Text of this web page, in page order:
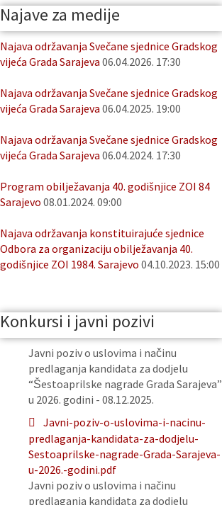
Najave za medije
Najava održavanja Svečane sjednice Gradskog
vijeća Grada Sarajeva 06.04.2026. 17:30
Najava održavanja Svečane sjednice Gradskog
vijeća Grada Sarajeva 06.04.2025. 19:00
Najava održavanja Svečane sjednice Gradskog
vijeća Grada Sarajeva 06.04.2024. 17:30
Program obilježavanja 40. godišnjice ZOI 84
Sarajevo 08.01.2024. 09:00
Najava održavanja konstituirajuće sjednice
Odbora za organizaciju obilježavanja 40.
godišnjice ZOI 1984. Sarajevo 04.10.2023. 15:00
Konkursi i javni pozivi
Javni poziv o uslovima i načinu
predlaganja kandidata za dodjelu
“Šestoaprilske nagrade Grada Sarajeva”
u 2026. godini - 08.12.2025.
Javni-poziv-o-uslovima-i-nacinu-
predlaganja-kandidata-za-dodjelu-
Sestoaprilske-nagrade-Grada-Sarajeva-
u-2026.-godini.pdf
Javni poziv o uslovima i načinu
predlaganja kandidata za dodjelu